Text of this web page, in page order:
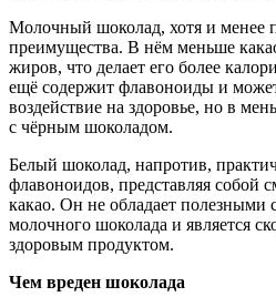
Молочный шоколад, хотя и менее
преимущества. В нём меньше
жиров, что делает его более
ещё содержит флавоноиды и
воздействие на здоровье, но в
с чёрным шоколадом.
Белый шоколад, напротив,
флавоноидов, представляя собой
какао. Он не обладает полезными
молочного шоколада и является
здоровым продуктом.
Чем вреден шоколада